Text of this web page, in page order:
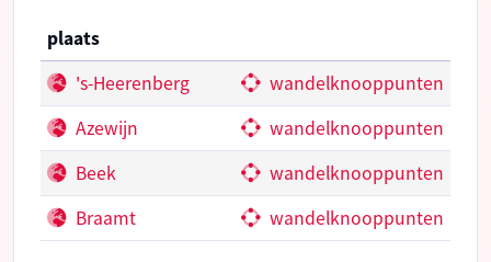
plaats
's-Heerenberg
wandelknooppunten
Azewijn
wandelknooppunten
Beek
wandelknooppunten
Braamt
wandelknooppunten